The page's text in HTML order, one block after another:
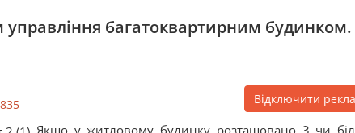
багатоквартирним будинком.
Відключити
Якщо у житловому будинку розташовано 3 чи